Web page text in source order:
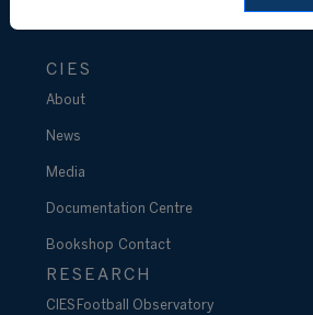
CIES
About
News
Media
Documentation Centre
Bookshop Contact
RESEARCH
CIES Football Observatory